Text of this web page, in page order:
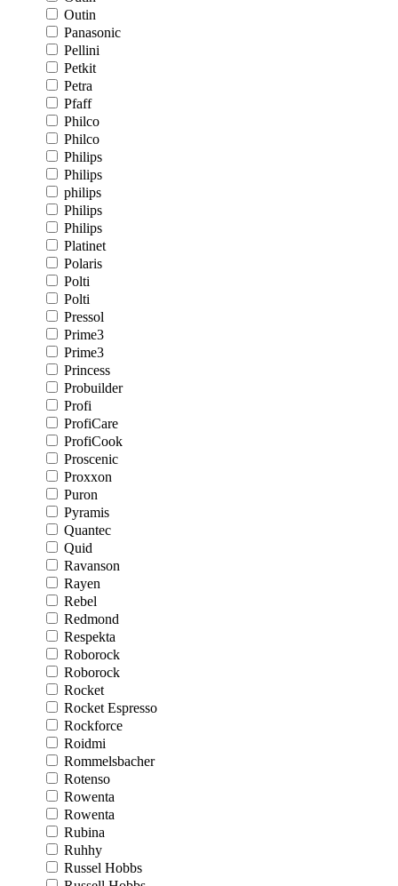
Outin
Panasonic
Pellini
Petkit
Petra
Pfaff
Philco
Philco
Philips
Philips
philips
Philips
Philips
Platinet
Polaris
Polti
Polti
Pressol
Prime3
Prime3
Princess
Probuilder
Profi
ProfiCare
ProfiCook
Proscenic
Proxxon
Puron
Pyramis
Quantec
Quid
Ravanson
Rayen
Rebel
Redmond
Respekta
Roborock
Roborock
Rocket
Rocket Espresso
Rockforce
Roidmi
Rommelsbacher
Rotenso
Rowenta
Rowenta
Rubina
Ruhhy
Russel Hobbs